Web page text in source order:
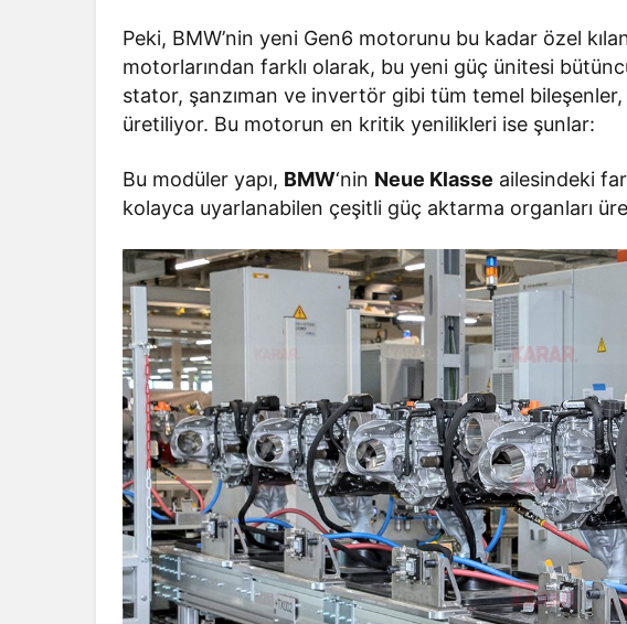
Peki, BMW’nin yeni Gen6 motorunu bu kadar özel
motorlarından farklı olarak, bu yeni güç ünitesi
stator, şanzıman ve invertör gibi tüm temel
üretiliyor. Bu motorun en kritik yenilikleri ise şunlar:
Bu modüler yapı, BMW‘nin Neue Klasse ailesindeki
kolayca uyarlanabilen çeşitli güç aktarma organları